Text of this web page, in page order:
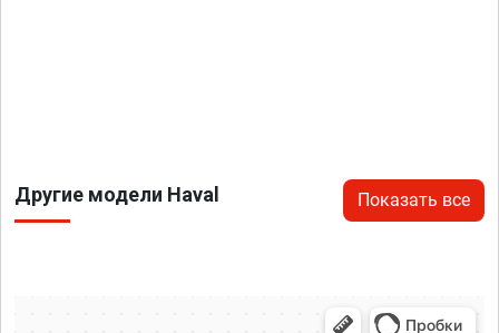
Другие модели Haval Показать все